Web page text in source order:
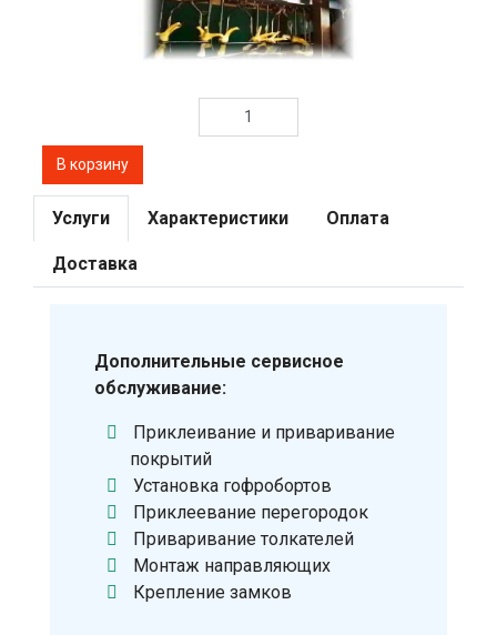
Услуги Характеристики Оплата
Доставка
Дополнительные сервисное
обслуживание:
Приклеивание и приваривание
покрытий
Установка гофробортов
Приклеевание перегородок
Приваривание толкателей
Монтаж направляющих
Крепление замков